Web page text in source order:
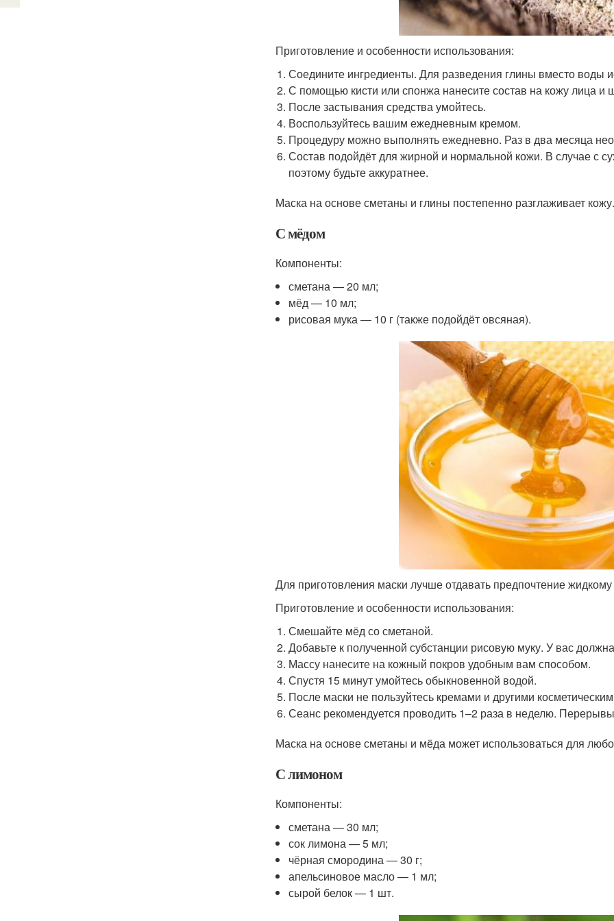
Приготовление и особенности использования:
Соедините ингредиенты. Для разведения глины вместо воды
С помощью кисти или спонжа нанесите состав на кожу лица и
После застывания средства умойтесь.
Воспользуйтесь вашим ежедневным кремом.
Процедуру можно выполнять ежедневно. Раз в два месяца
Состав подойдёт для жирной и нормальной кожи. В случае с
поэтому будьте аккуратнее.
Маска на основе сметаны и глины постепенно разглаживает
С мёдом
Компоненты:
сметана — 20 мл;
мёд — 10 мл;
рисовая мука — 10 г (также подойдёт овсяная).
Для приготовления маски лучше отдавать предпочтение
Приготовление и особенности использования:
Смешайте мёд со сметаной.
Добавьте к полученной субстанции рисовую муку. У вас
Массу нанесите на кожный покров удобным вам способом.
Спустя 15 минут умойтесь обыкновенной водой.
После маски не пользуйтесь кремами и другими
Сеанс рекомендуется проводить 1–2 раза в неделю.
Маска на основе сметаны и мёда может использоваться для
С лимоном
Компоненты:
сметана — 30 мл;
сок лимона — 5 мл;
чёрная смородина — 30 г;
апельсиновое масло — 1 мл;
сырой белок — 1 шт.